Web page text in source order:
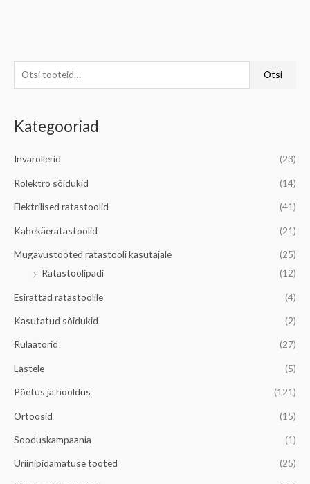
t
Otsi
Kategooriad
Invarollerid (23)
Rolektro sõidukid (14)
Elektrilised ratastoolid (41)
Kahekäeratastoolid (21)
Mugavustooted ratastooli kasutajale
(25)
Ratastoolipadi
(12)
Esirattad ratastoolile (4)
Kasutatud sõidukid (2)
Rulaatorid (27)
Lastele (5)
Põetus ja hooldus (121)
Ortoosid (15)
Sooduskampaania (1)
Uriinipidamatuse tooted (25)